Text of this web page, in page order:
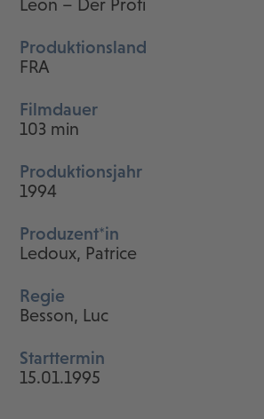
Leon – Der Profi
Produktionsland
FRA
Filmdauer
103 min
Produktionsjahr
1994
Produzent*in
Ledoux, Patrice
Regie
Besson, Luc
Starttermin
15.01.1995